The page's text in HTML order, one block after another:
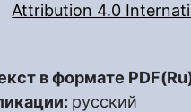
Attribution 4.0
в формате
русский